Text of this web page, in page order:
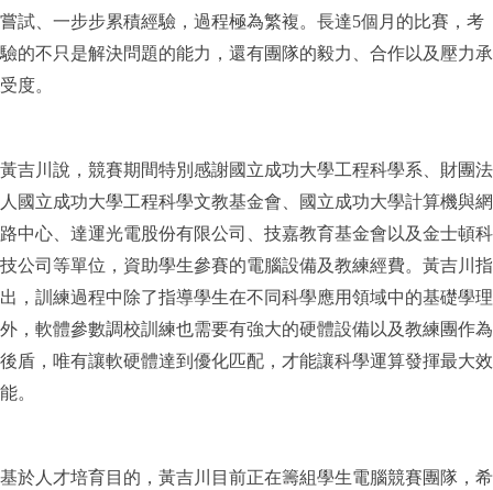
嘗試、一步步累積經驗，過程極為繁複。長達5個月的比賽，考
驗的不只是解決問題的能力，還有團隊的毅力、合作以及壓力承
受度。
黃吉川說，競賽期間特別感謝國立成功大學工程科學系、財團法
人國立成功大學工程科學文教基金會、國立成功大學計算機與網
路中心、達運光電股份有限公司、技嘉教育基金會以及金士頓科
技公司等單位，資助學生參賽的電腦設備及教練經費。黃吉川指
出，訓練過程中除了指導學生在不同科學應用領域中的基礎學理
外，軟體參數調校訓練也需要有強大的硬體設備以及教練團作為
後盾，唯有讓軟硬體達到優化匹配，才能讓科學運算發揮最大效
能。
基於人才培育目的，黃吉川目前正在籌組學生電腦競賽團隊，希